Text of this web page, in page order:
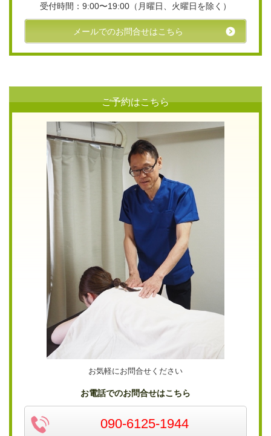
受付時間：9:00〜19:00（月曜日、火曜日を除く）
メールでのお問合せはこちら
ご予約はこちら
お気軽にお問合せください
お電話でのお問合せはこちら
090-6125-1944